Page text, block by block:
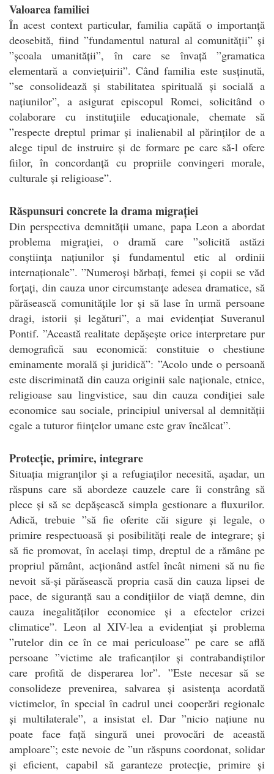
Valoarea familiei
În acest context particular, familia capătă o importanță
deosebită, fiind ”fundamentul natural al comunității” și
”școala umanității”, în care se învață ”gramatica
elementară a conviețuirii”. Când familia este susținută,
”se consolidează și stabilitatea spirituală și socială a
națiunilor”, a asigurat episcopul Romei, solicitând o
colaborare cu instituțiile educaționale, chemate să
”respecte dreptul primar și inalienabil al părinților de a
alege tipul de instruire și de formare pe care să-l ofere
fiilor, în concordanță cu propriile convingeri morale,
culturale și religioase”.
Răspunsuri concrete la drama migrației
Din perspectiva demnității umane, papa Leon a abordat
problema migrației, o dramă care ”solicită astăzi
conștiința națiunilor și fundamentul etic al ordinii
internaționale”. ”Numeroși bărbați, femei și copii se văd
forțați, din cauza unor circumstanțe adesea dramatice, să
părăsească comunitățile lor și să lase în urmă persoane
dragi, istorii și legături”, a mai evidențiat Suveranul
Pontif. ”Această realitate depășește orice interpretare pur
demografică sau economică: constituie o chestiune
eminamente morală și juridică”: ”Acolo unde o persoană
este discriminată din cauza originii sale naționale, etnice,
religioase sau lingvistice, sau din cauza condiției sale
economice sau sociale, principiul universal al demnității
egale a tuturor ființelor umane este grav încălcat”.
Protecție, primire, integrare
Situația migranților și a refugiaților necesită, așadar, un
răspuns care să abordeze cauzele care îi constrâng să
plece și să se depășească simpla gestionare a fluxurilor.
Adică, trebuie ”să fie oferite căi sigure și legale, o
primire respectuoasă și posibilități reale de integrare; și
să fie promovat, în același timp, dreptul de a rămâne pe
propriul pământ, acționând astfel încât nimeni să nu fie
nevoit să-și părăsească propria casă din cauza lipsei de
pace, de siguranță sau a condițiilor de viață demne, din
cauza inegalităților economice și a efectelor crizei
climatice”. Leon al XIV-lea a evidențiat și problema
”rutelor din ce în ce mai periculoase” pe care se află
persoane ”victime ale traficanților și contrabandiștilor
care profită de disperarea lor”. ”Este necesar să se
consolideze prevenirea, salvarea și asistența acordată
victimelor, în special în cadrul unei cooperări regionale
și multilaterale”, a insistat el. Dar ”nicio națiune nu
poate face față singură unei provocări de această
amploare”; este nevoie de ”un răspuns coordonat, solidar
și eficient, capabil să garanteze protecție, primire și